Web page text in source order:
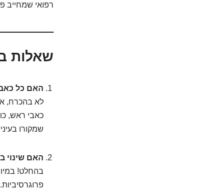
רפואי שמחייב
שאלות
האם כל
לא בהכרח,
כאבי ראש,
שמקורו
האם שינוי
בהחלט!